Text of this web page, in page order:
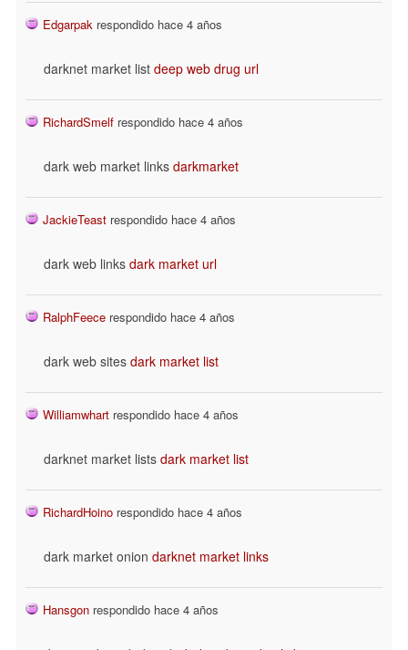
Edgarpak respondido hace 4 años
darknet market list deep web drug url
RichardSmelf respondido hace 4 años
dark web market links darkmarket
JackieTeast respondido hace 4 años
dark web links dark market url
RalphFeece respondido hace 4 años
dark web sites dark market list
Williamwhart respondido hace 4 años
darknet market lists dark market list
RichardHoino respondido hace 4 años
dark market onion darknet market links
Hansgon respondido hace 4 años